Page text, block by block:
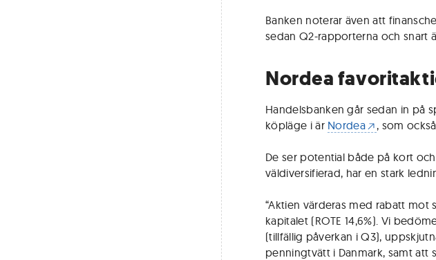
Banken noterar även att
sedan Q2-rapporterna och snart
Nordea
Handelsbanken går sedan in på
köpläge i är Nordea , som
De ser potential både på kort
väldiversifierad, har en stark
“Aktien värderas med rabatt
kapitalet (ROTE 14,6%). Vi
(tillfällig påverkan i Q3),
penningtvätt i Danmark, samt att